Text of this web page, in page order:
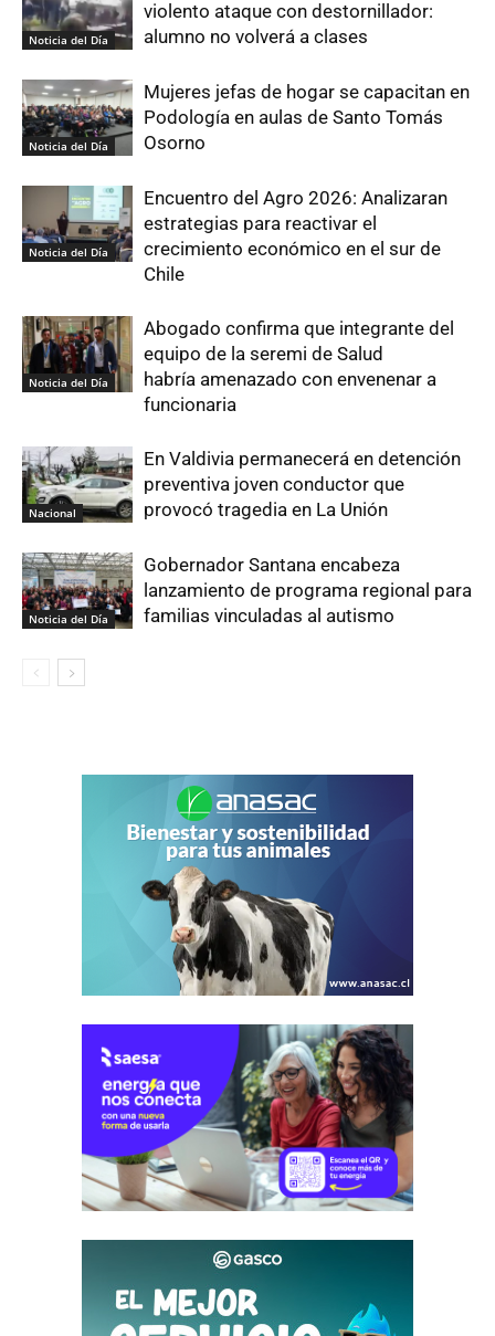
Noticia del Día
violento ataque con destornillador:
alumno no volverá a clases
Noticia del Día
Mujeres jefas de hogar se capacitan en
Podología en aulas de Santo Tomás
Osorno
Noticia del Día
Encuentro del Agro 2026: Analizaran
estrategias para reactivar el
crecimiento económico en el sur de
Chile
Noticia del Día
Abogado confirma que integrante del
equipo de la seremi de Salud
habría amenazado con envenenar a
funcionaria
Nacional
En Valdivia permanecerá en detención
preventiva joven conductor que
provocó tragedia en La Unión
Noticia del Día
Gobernador Santana encabeza
lanzamiento de programa regional para
familias vinculadas al autismo